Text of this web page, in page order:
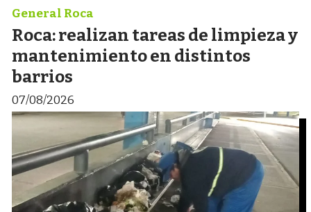
Roca: realizan tareas de limpieza y
mantenimiento en distintos
barrios
General Roca
07/08/2026